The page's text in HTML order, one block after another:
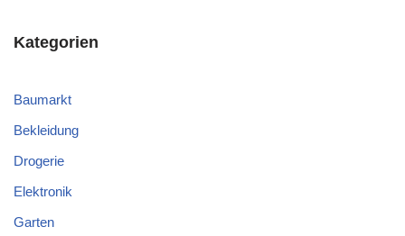
Kategorien
Baumarkt
Bekleidung
Drogerie
Elektronik
Garten